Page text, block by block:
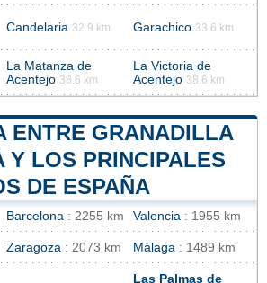
Candelaria 32.9 km Garachico 33.6 km
La Matanza de
Acentejo 38.6 km
La Victoria de
Acentejo 38.6 km
ENTRE GRANADILLA
Y LOS PRINCIPALES
DE ESPAÑA
Barcelona : 2255 km Valencia : 1955 km
Zaragoza : 2073 km Málaga : 1489 km
Las Palmas de